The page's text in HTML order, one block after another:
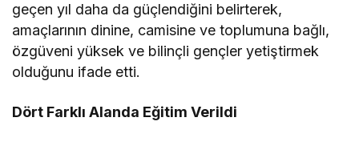
geçen yıl daha da güçlendiğini belirterek,
amaçlarının dinine, camisine ve toplumuna bağlı,
özgüveni yüksek ve bilinçli gençler yetiştirmek
olduğunu ifade etti.
Dört Farklı Alanda Eğitim Verildi